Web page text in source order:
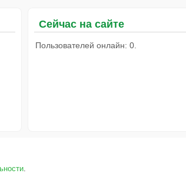
Сейчас на сайте
Пользователей онлайн: 0.
.